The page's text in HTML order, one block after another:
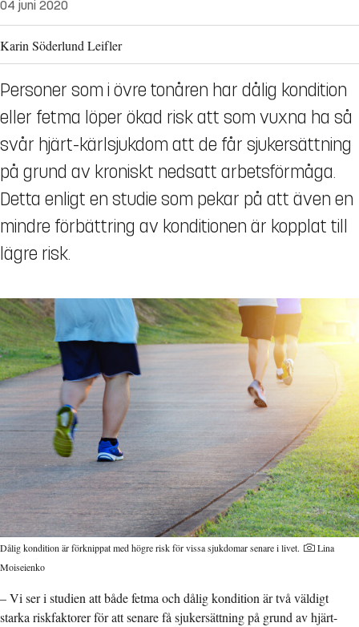
04 juni 2020
Karin Söderlund Leifler
Personer som i övre tonåren har dålig kondition
eller fetma löper ökad risk att som vuxna ha så
svår hjärt-kärlsjukdom att de får sjukersättning
på grund av kroniskt nedsatt arbetsförmåga.
Detta enligt en studie som pekar på att även en
mindre förbättring av konditionen är kopplat till
lägre risk.
Dålig kondition är förknippat med högre risk för vissa sjukdomar senare i livet.
Lina
Moiseienko
– Vi ser i studien att både fetma och dålig kondition är två väldigt
starka riskfaktorer för att senare få sjukersättning på grund av hjärt-